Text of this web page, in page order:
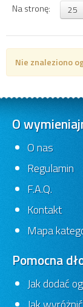
Na stronę: 25
Nie znaleziono
O
O nas
Regulamin
F.A.Q.
Kontakt
Mapa
Pomocna
Jak dodać